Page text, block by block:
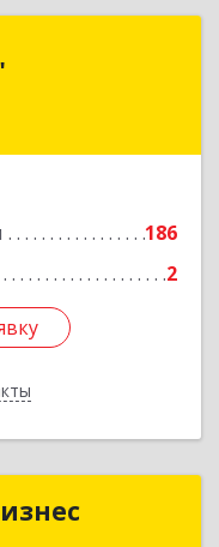
186
2
Выборгский р-н,
"Бизнес